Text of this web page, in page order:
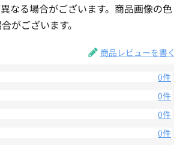
なる場合がございます。商品画像の色
がございます。
商品レビューを書く
0件
0件
0件
0件